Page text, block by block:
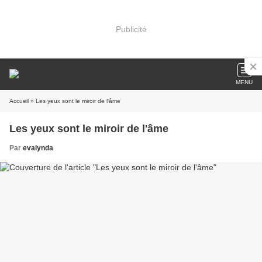
Publicité
MENU
Accueil » Les yeux sont le miroir de l'âme
Les yeux sont le miroir de l'âme
Par evalynda